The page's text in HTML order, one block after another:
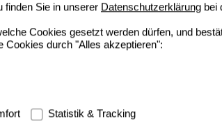
finden Sie in unserer Datenschutzerklärung bei
Cookies gesetzt werden dürfen, und
Cookies durch "Alles akzeptieren":
es sich um Cookies, die für die
Kundenkonto), weshalb auf diese
Statistik & Tracking